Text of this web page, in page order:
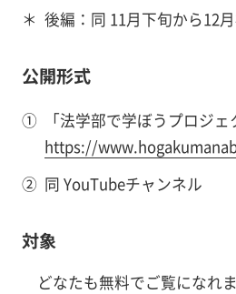
＊ 後編：同 11月下旬から12
公開形式
①
「法学部で学ぼうプロジ
https://
② 同 YouTubeチャンネル
対象
どなたも無料でご覧になれま